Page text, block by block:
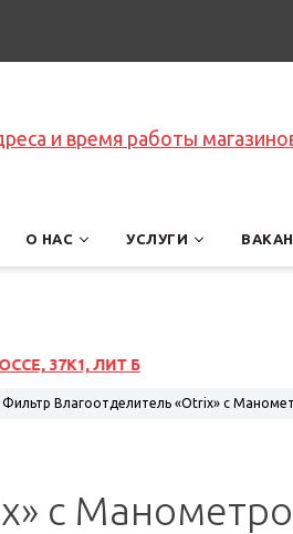
и время работы
О НАС УСЛУГИ
Фильтр Влагоотделитель «Otrix» с
с